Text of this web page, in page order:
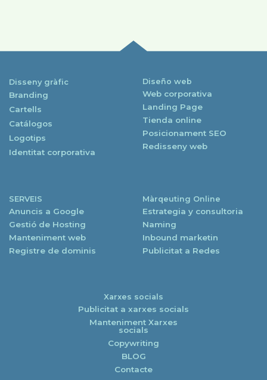
Disseny gràfic
Branding
Cartells
Catálogos
Logotips
Identitat corporativa
Diseño web
Web corporativa
Landing Page
Tienda online
Posicionament SEO
Redisseny web
SERVEIS
Anuncis a Google
Gestió de Hosting
Manteniment web
Registre de dominis
Màrqeuting Online
Estrategia y consultoria
Naming
Inbound marketin
Publicitat a Redes
Xarxes socials
Publicitat a xarxes socials
Manteniment Xarxes
socials
Copywriting
BLOG
Contacte